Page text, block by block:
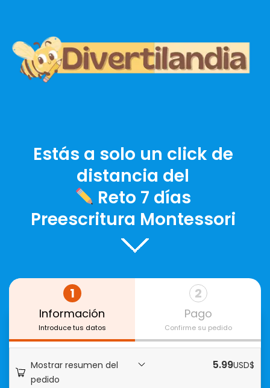
Estás a solo un click de
distancia del
Reto 7 días
Preescritura Montessori
1
Información
Introduce tus datos
2
Pago
Confirme su pedido
Mostrar resumen del
pedido
5.99USD$